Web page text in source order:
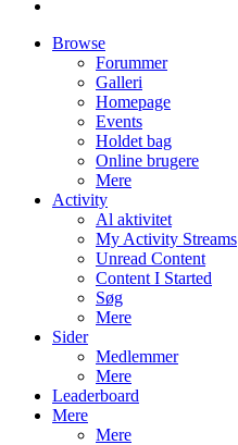
Browse
Forummer
Galleri
Homepage
Events
Holdet bag
Online brugere
Mere
Activity
Al aktivitet
My Activity Streams
Unread Content
Content I Started
Søg
Mere
Sider
Medlemmer
Mere
Leaderboard
Mere
Mere